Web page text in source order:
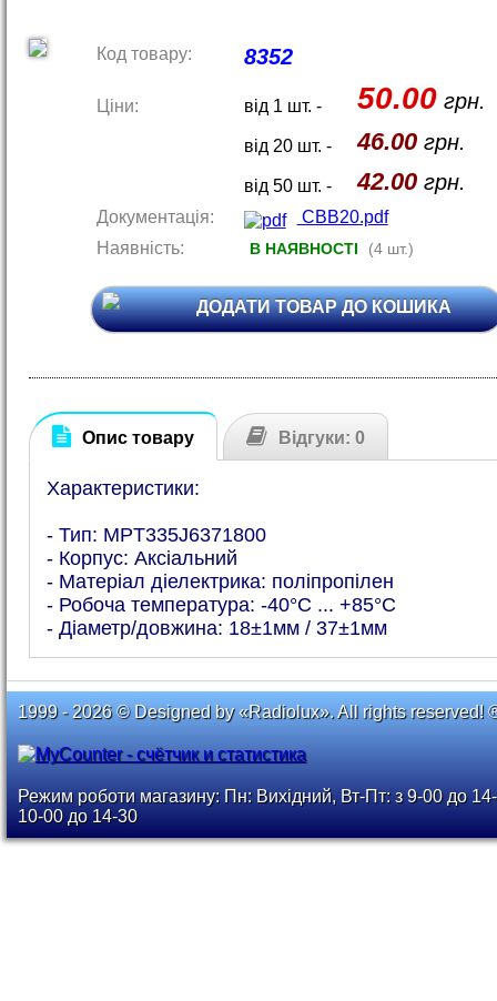
Код товару: 8352
Ціни: від 1 шт. - 50.00грн.
від 20 шт. - 46.00грн.
від 50 шт. - 42.00грн.
Документація:
CBB20.pdf
Наявність:
В НАЯВНОСТІ (4 шт.)
ДОДАТИ ТОВАР ДО КОШИКА
Опис товару Відгуки: 0
Характеристики:
- Тип: MPT335J6371800
- Корпус: Аксіальний
- Матеріал діелектрика: поліпропілен
- Робоча температура: -40°C ... +85°C
- Діаметр/довжина: 18±1мм / 37±1мм
1999 - 2026 © Designed by «Radiolux». All rights reserved!
Режим роботи магазину: Пн: Вихідний, Вт-Пт: з 9-00 до
10-00 до 14-30